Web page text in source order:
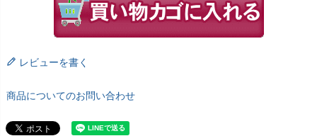
レビューを書く
商品についてのお問い合わせ